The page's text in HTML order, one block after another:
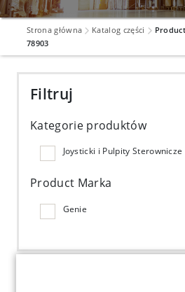
Strona główna Katalog części
78903
Filtruj
Kategorie produktów
Joysticki i Pulpity Sterownicze
Product Marka
Genie